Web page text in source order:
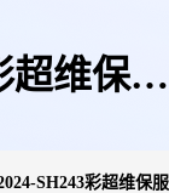
超维保服
SH243彩超维保